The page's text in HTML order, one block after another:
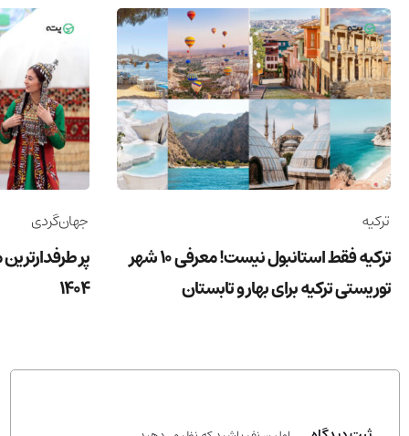
ترکیه
ترکیه فقط استانبول نیست! معرفی 10 شهر
توریستی ترکیه برای بهار و تابستان
جهان‌گردی
پر
1404